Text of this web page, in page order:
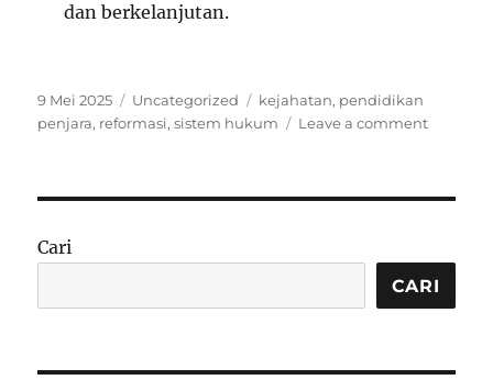
dan berkelanjutan.
Posted
on
9 Mei 2025 Categories
Uncategorized Tags
kejahatan, pendidikan
penjara, reformasi,sistem hukum Leave a commenton
Reduksi
Cari
CARI